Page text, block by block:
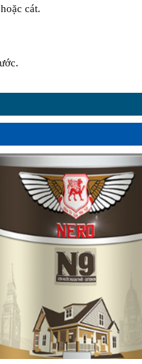
cát.